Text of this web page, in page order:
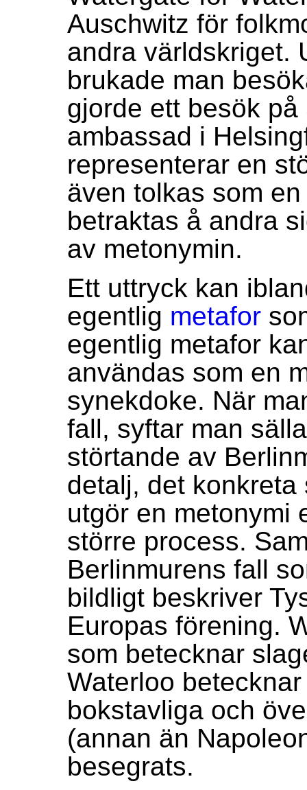
Auschwitz för
andra världskriget.
brukade man
gjorde ett besök
ambassad i
representerar en
även tolkas som
betraktas å andra
av metonymin.
Ett uttryck kan
egentlig metafor
egentlig metafor
användas som en
synekdoke. När
fall, syftar man
störtande av
detalj, det
utgör en metonymi
större process.
Berlinmurens fall
bildligt beskriver
Europas förening.
som betecknar
Waterloo
bokstavliga och
(annan än
besegrats.